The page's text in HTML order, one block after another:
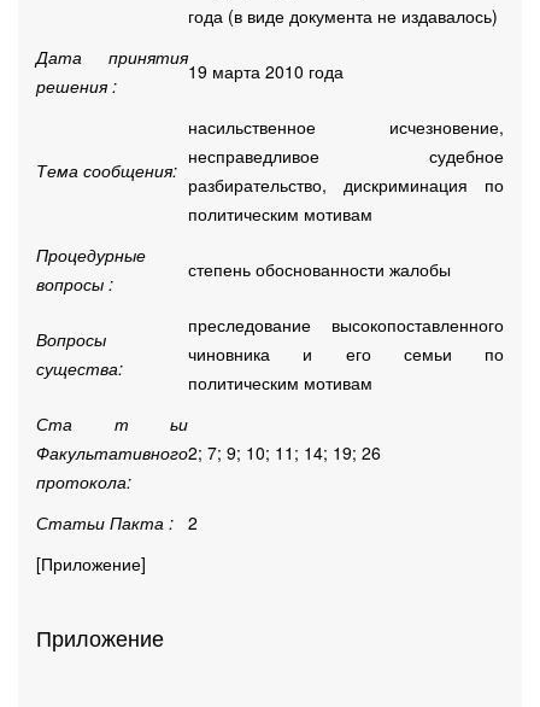
года (в виде документа не издавалось)
Дата принятия
решения :
19 марта 2010 года
Тема сообщения:
насильственное исчезновение,
несправедливое судебное
разбирательство, дискриминация по
политическим мотивам
Процедурные
вопросы :
степень обоснованности жалобы
Вопросы
существа:
преследование высокопоставленного
чиновника и его семьи по
политическим мотивам
Ста т ьи
Факультативного
протокола:
2; 7; 9; 10; 11; 14; 19; 26
Статьи Пакта : 2
[Приложение]
Приложение